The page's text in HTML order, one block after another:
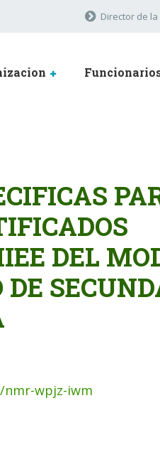
Director de la
DEL
wpjz-iwm